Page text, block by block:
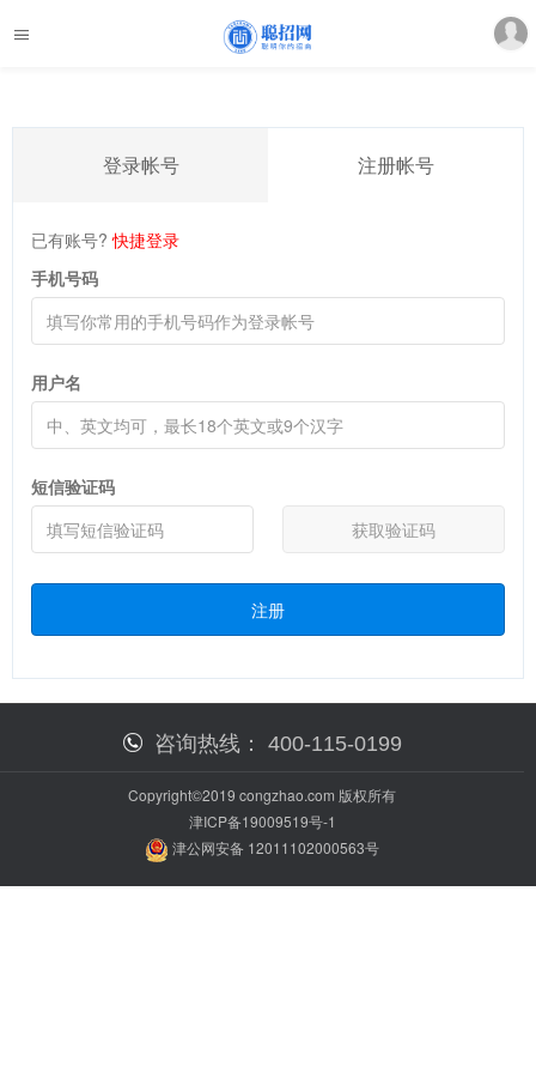
登录帐号 注册帐号
已有账号?快捷登录
手机号码
用户名
短信验证码
获取验证码
注册
咨询热线： 400-115-0199
Copyright©2019 congzhao.com 版权所有
津ICP备19009519号-1
津公网安备 12011102000563号